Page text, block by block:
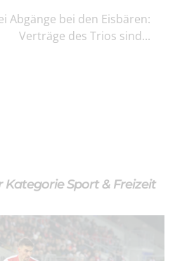
Abgänge bei den Eisbären:
Verträge des Trios sind...
Sport & Freizeit